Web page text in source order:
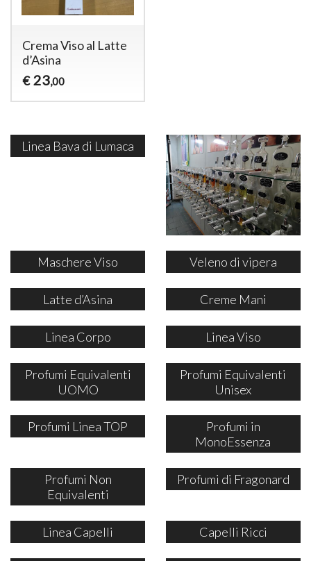
Crema Viso al Latte
d’Asina
€ 23,00
Linea Bava di Lumaca
Maschere Viso Veleno di vipera
Latte d’Asina Creme Mani
Linea Corpo Linea Viso
Profumi Equivalenti
UOMO
Profumi Equivalenti
Unisex
Profumi Linea TOP
Profumi in
MonoEssenza
Profumi Non
Equivalenti
Profumi di Fragonard
Linea Capelli Capelli Ricci